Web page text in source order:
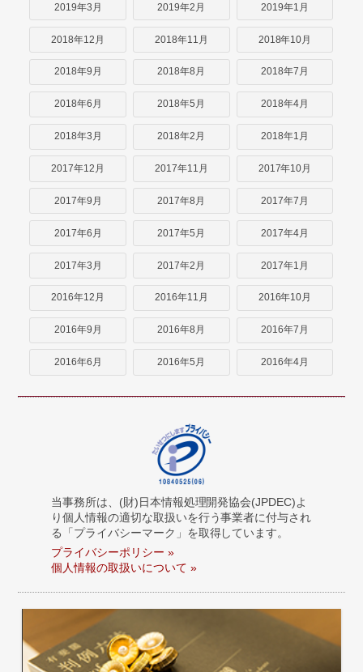
2019年3月 2019年2月 2019年1月
2018年12月 2018年11月 2018年10月
2018年9月 2018年8月 2018年7月
2018年6月 2018年5月 2018年4月
2018年3月 2018年2月 2018年1月
2017年12月 2017年11月 2017年10月
2017年9月 2017年8月 2017年7月
2017年6月 2017年5月 2017年4月
2017年3月 2017年2月 2017年1月
2016年12月 2016年11月 2016年10月
2016年9月 2016年8月 2016年7月
2016年6月 2016年5月 2016年4月
当事務所は、(財)日本情報処理開発協会(JPDEC)よ
り個人情報の適切な取扱いを行う事業者に付与され
る「プライバシーマーク」を取得しています。
プライバシーポリシー »
個人情報の取扱いについて »